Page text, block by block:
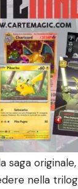
saga
nella